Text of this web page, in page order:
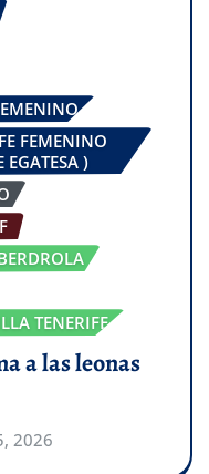
FEMENINO
EGATESA )
TENERIFE
a las leonas
2026